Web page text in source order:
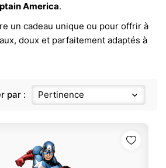
America.
un cadeau unique ou pour offrir à
doux et parfaitement adaptés à
par : Pertinence